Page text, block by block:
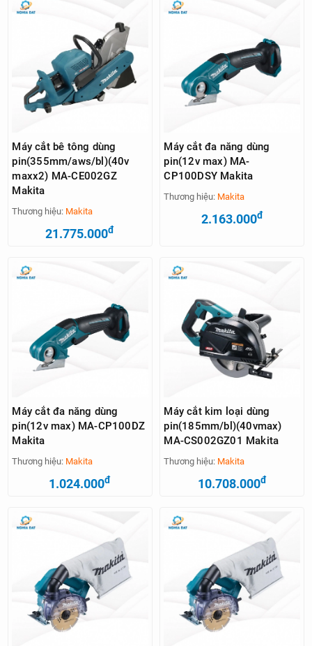
Máy cắt bê tông dùng
pin(355mm/aws/bl)(40v
maxx2) MA-CE002GZ
Makita
Thương hiệu: Makita
21.775.000đ
Máy cắt đa năng dùng
pin(12v max) MA-
CP100DSY Makita
Thương hiệu: Makita
2.163.000đ
Máy cắt đa năng dùng
pin(12v max) MA-CP100DZ
Makita
Thương hiệu: Makita
1.024.000đ
Máy cắt kim loại dùng
pin(185mm/bl)(40vmax)
MA-CS002GZ01 Makita
Thương hiệu: Makita
10.708.000đ